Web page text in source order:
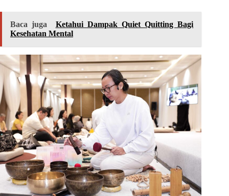
Baca juga
Ketahui Dampak Quiet Quitting Bagi
Kesehatan Mental